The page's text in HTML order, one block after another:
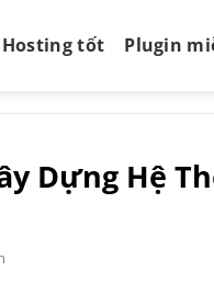
Hosting tốt Plugin
Dựng Hệ